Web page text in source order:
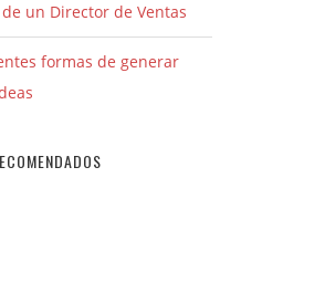
un Director de Ventas
formas de generar